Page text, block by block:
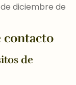
diciembre de
contacto
de